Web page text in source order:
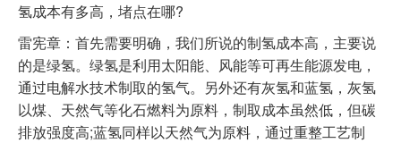
氢成本有多高，堵点在哪?
雷宪章：首先需要明确，我们所说的制氢成本高，主要说
的是绿氢。绿氢是利用太阳能、风能等可再生能源发电，
通过电解水技术制取的氢气。另外还有灰氢和蓝氢，灰氢
以煤、天然气等化石燃料为原料，制取成本虽然低，但碳
排放强度高;蓝氢同样以天然气为原料，通过重整工艺制